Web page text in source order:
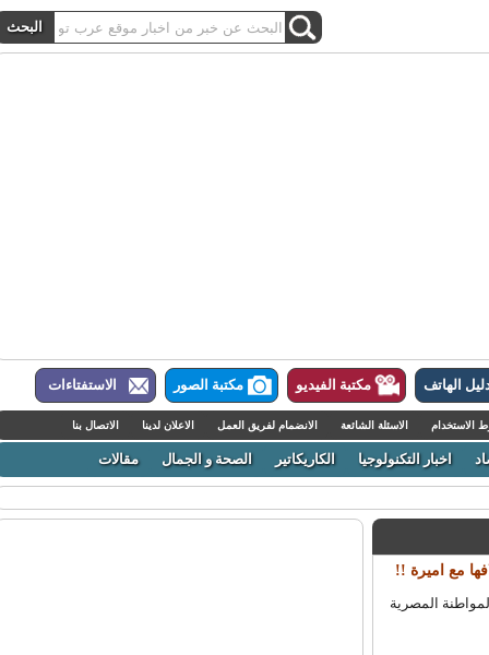
الهاتف مكتبة الفيديو مكتبة الصور الاستفتاءات
الاسئلة الشائعة الانضمام لفريق العمل الاعلان لدينا الاتصال بنا
اخبار التكنولوجيا الكاريكاتير الصحة و الجمال مقالات
المصرية